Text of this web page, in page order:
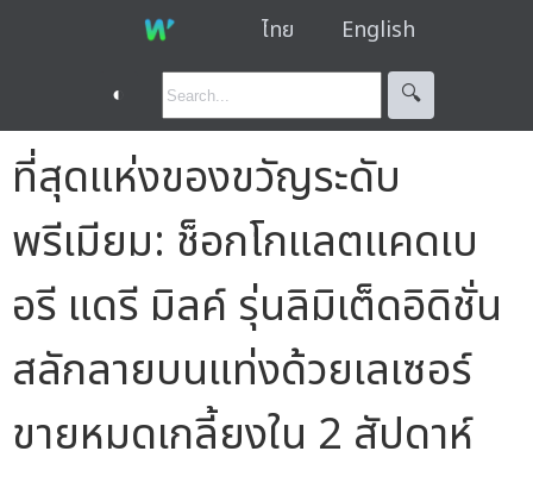
ไทย English
◐ 🔍︎
ที่สุดแห่งของขวัญระดับ
พรีเมียม: ช็อกโกแลตแคดเบ
อรี แดรี มิลค์ รุ่นลิมิเต็ดอิดิชั่น
สลักลายบนแท่งด้วยเลเซอร์
ขายหมดเกลี้ยงใน 2 สัปดาห์